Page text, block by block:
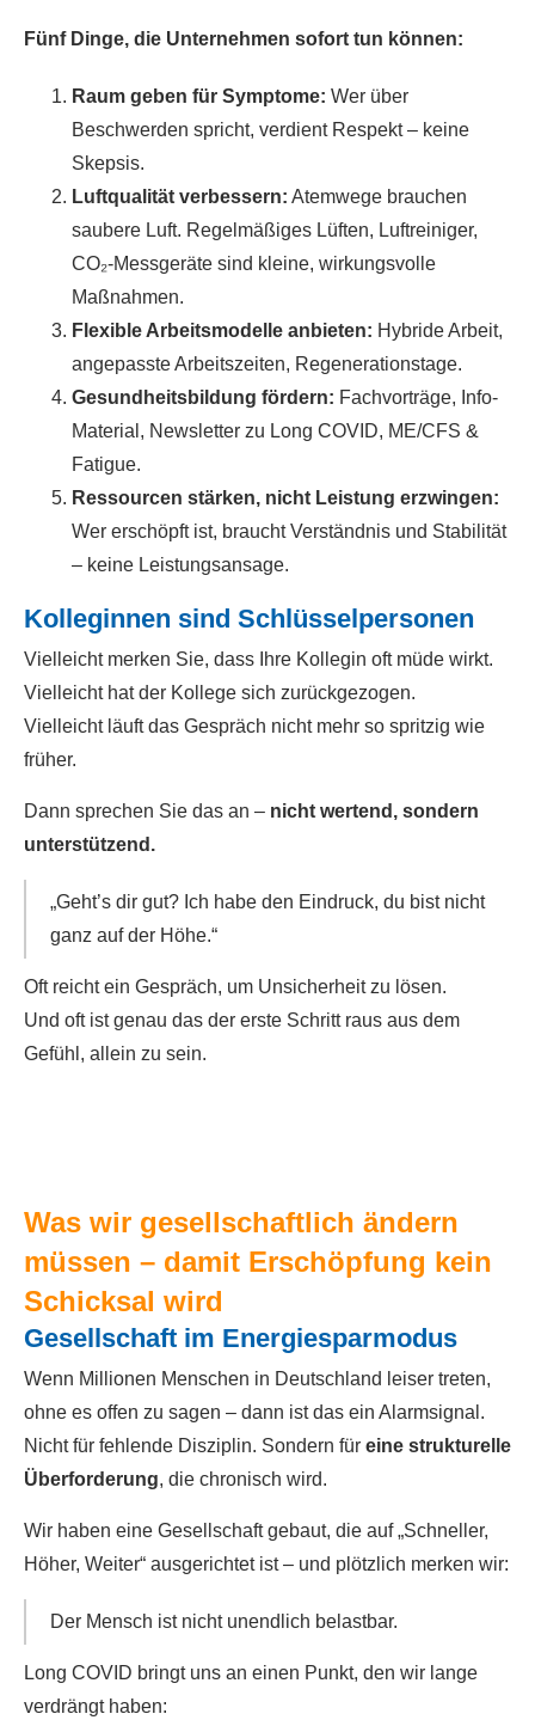
Fünf Dinge, die Unternehmen sofort tun können:
Raum geben für Symptome: Wer über
Beschwerden spricht, verdient Respekt – keine
Skepsis.
Luftqualität verbessern: Atemwege brauchen
saubere Luft. Regelmäßiges Lüften, Luftreiniger,
CO₂-Messgeräte sind kleine, wirkungsvolle
Maßnahmen.
Flexible Arbeitsmodelle anbieten: Hybride Arbeit,
angepasste Arbeitszeiten, Regenerationstage.
Gesundheitsbildung fördern: Fachvorträge, Info-
Material, Newsletter zu Long COVID, ME/CFS &
Fatigue.
Ressourcen stärken, nicht Leistung erzwingen:
Wer erschöpft ist, braucht Verständnis und Stabilität
– keine Leistungsansage.
Kolleginnen sind Schlüsselpersonen
Vielleicht merken Sie, dass Ihre Kollegin oft müde wirkt.
Vielleicht hat der Kollege sich zurückgezogen.
Vielleicht läuft das Gespräch nicht mehr so spritzig wie
früher.
Dann sprechen Sie das an – nicht wertend, sondern
unterstützend.
„Geht’s dir gut? Ich habe den Eindruck, du bist nicht
ganz auf der Höhe.“
Oft reicht ein Gespräch, um Unsicherheit zu lösen.
Und oft ist genau das der erste Schritt raus aus dem
Gefühl, allein zu sein.
Was wir gesellschaftlich ändern
müssen – damit Erschöpfung kein
Schicksal wird
Gesellschaft im Energiesparmodus
Wenn Millionen Menschen in Deutschland leiser treten,
ohne es offen zu sagen – dann ist das ein Alarmsignal.
Nicht für fehlende Disziplin. Sondern für eine strukturelle
Überforderung, die chronisch wird.
Wir haben eine Gesellschaft gebaut, die auf „Schneller,
Höher, Weiter“ ausgerichtet ist – und plötzlich merken wir:
Der Mensch ist nicht unendlich belastbar.
Long COVID bringt uns an einen Punkt, den wir lange
verdrängt haben: